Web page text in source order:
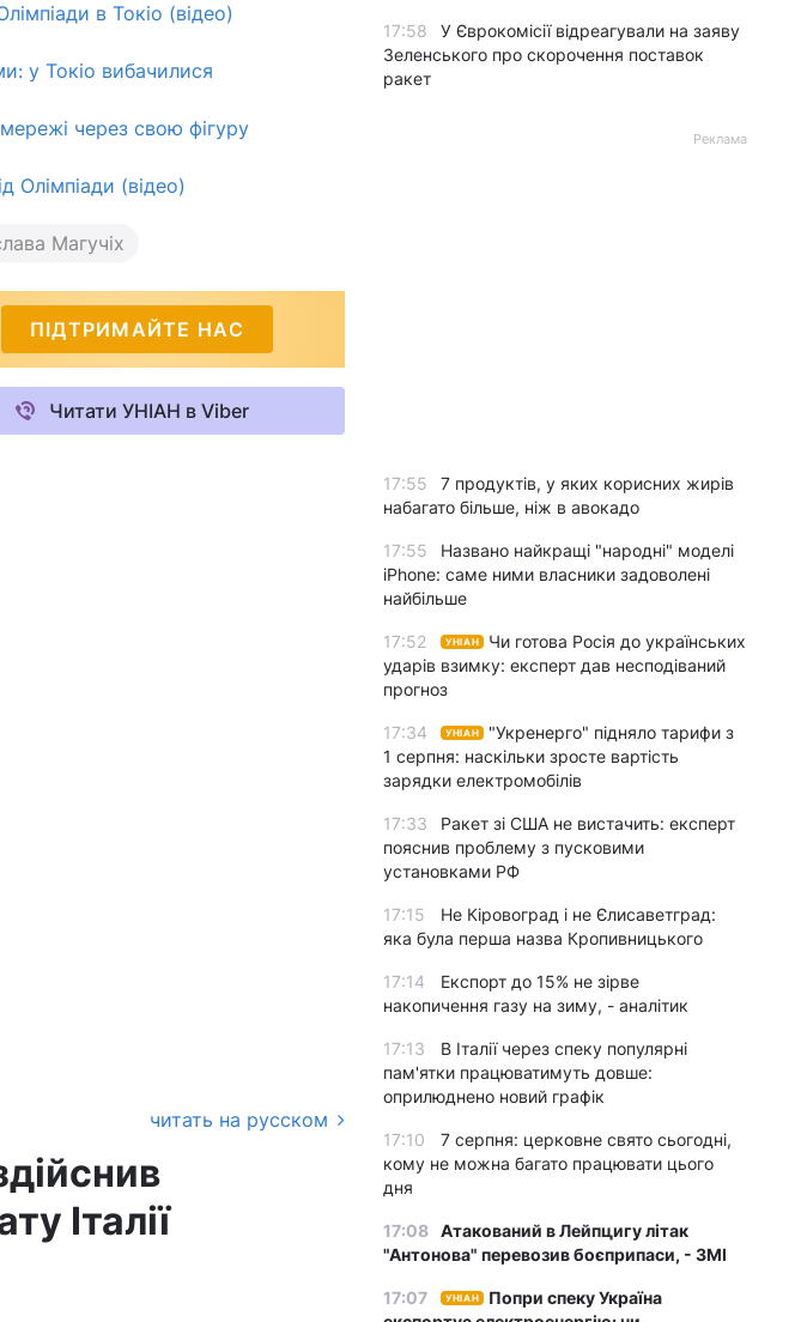
в Токіо (відео)
у Токіо вибачилися
через свою фігуру
Олімпіади (відео)
Магучіх
ПІДТРИМАЙТЕ НАС
Читати УНІАН в Viber
читать на русском
Італії
17:58
У Єврокомісії відреагували на заяву
Зеленського про скорочення поставок
ракет
Реклама
17:55
7 продуктів, у яких корисних жирів
набагато більше, ніж в авокадо
17:55
Названо найкращі "народні" моделі
iPhone: саме ними власники задоволені
найбільше
17:52 УНІАН
Чи готова Росія до українських
ударів взимку: експерт дав несподіваний
прогноз
17:34 УНІАН
"Укренерго" підняло тарифи з
1 серпня: наскільки зросте вартість
зарядки електромобілів
17:33
Ракет зі США не вистачить: експерт
пояснив проблему з пусковими
установками РФ
17:15
Не Кіровоград і не Єлисаветград:
яка була перша назва Кропивницького
17:14
Експорт до 15% не зірве
накопичення газу на зиму, - аналітик
17:13
В Італії через спеку популярні
пам'ятки працюватимуть довше:
оприлюднено новий графік
17:10
7 серпня: церковне свято сьогодні,
кому не можна багато працювати цього
дня
17:08 Атакований в Лейпцигу літак
"Антонова" перевозив боєприпаси, - ЗМІ
17:07 УНІАН
Попри спеку Україна